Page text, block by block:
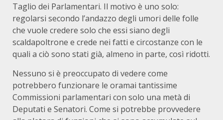
Taglio dei Parlamentari. Il motivo è uno solo:
regolarsi secondo l’andazzo degli umori delle folle
che vuole credere solo che essi siano degli
scaldapoltrone e crede nei fatti e circostanze con le
quali a ciò sono stati già, almeno in parte, così ridotti.
Nessuno si è preoccupato di vedere come
potrebbero funzionare le oramai tantissime
Commissioni parlamentari con solo una metà di
Deputati e Senatori. Come si potrebbe provvedere